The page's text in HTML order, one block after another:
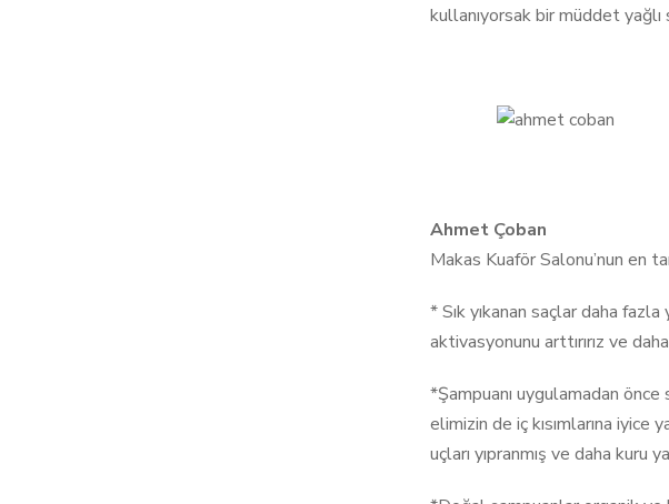
kullanıyorsak bir müddet yağlı
Ahmet Çoban
Makas Kuaför Salonu’nun en
* Sık yıkanan saçlar daha
aktivasyonunu arttırırız ve
*Şampuanı uygulamadan önce
elimizin de iç kısımlarına iyice
uçları yıpranmış ve daha kuru